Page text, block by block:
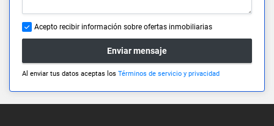
Acepto recibir información sobre ofertas inmobiliarias
Enviar mensaje
Al enviar tus datos aceptas los Términos de servicio y privacidad